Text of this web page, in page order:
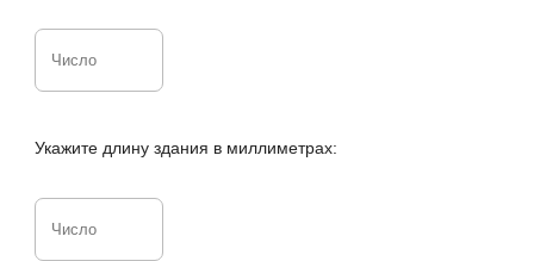
Укажите длину здания в миллиметрах: